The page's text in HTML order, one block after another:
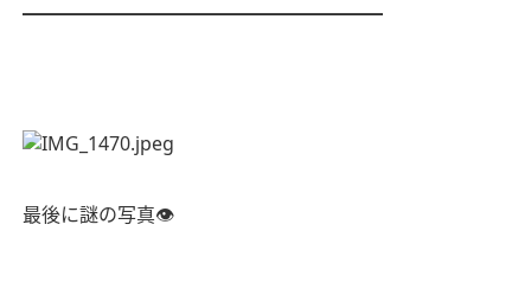
━━━━━━━━━━━━━━━━━━━
最後に謎の写真👁